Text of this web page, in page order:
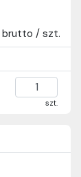
brutto / szt.
szt.